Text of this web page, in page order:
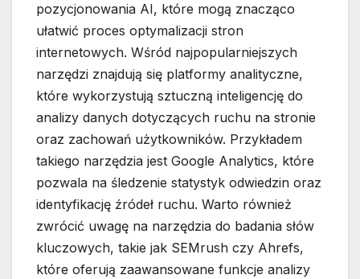
pozycjonowania AI, które mogą znacząco
ułatwić proces optymalizacji stron
internetowych. Wśród najpopularniejszych
narzędzi znajdują się platformy analityczne,
które wykorzystują sztuczną inteligencję do
analizy danych dotyczących ruchu na stronie
oraz zachowań użytkowników. Przykładem
takiego narzędzia jest Google Analytics, które
pozwala na śledzenie statystyk odwiedzin oraz
identyfikację źródeł ruchu. Warto również
zwrócić uwagę na narzędzia do badania słów
kluczowych, takie jak SEMrush czy Ahrefs,
które oferują zaawansowane funkcje analizy